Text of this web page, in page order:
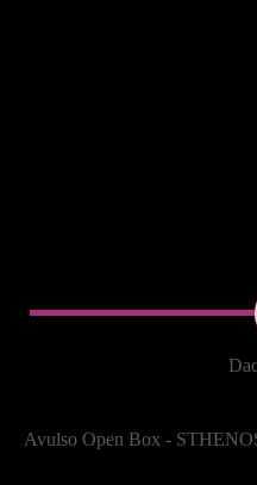
Avulso Open Box -